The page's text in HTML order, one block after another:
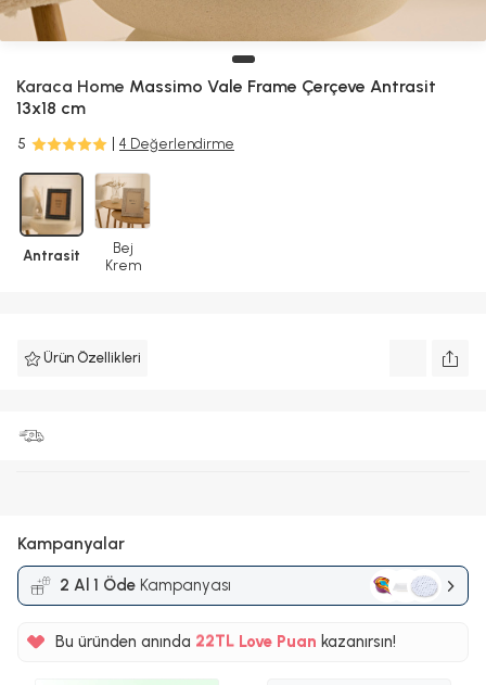
Karaca Home Massimo Vale Frame Çerçeve Antrasit
13x18 cm
5 4 Değerlendirme
Antrasit
Bej
Krem
Ürün Özellikleri
Kampanyalar
2 Al 1 Öde Kampanyası
Bu üründen anında 22TL Love Puan kazanırsın!